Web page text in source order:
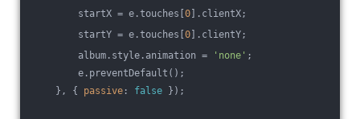
startX = e.touches[ 0 ].clientX;
startY = e.touches[ 0 ].clientY;
album.style.animation =
'none' ;
e.preventDefault();
}, { passive : false });